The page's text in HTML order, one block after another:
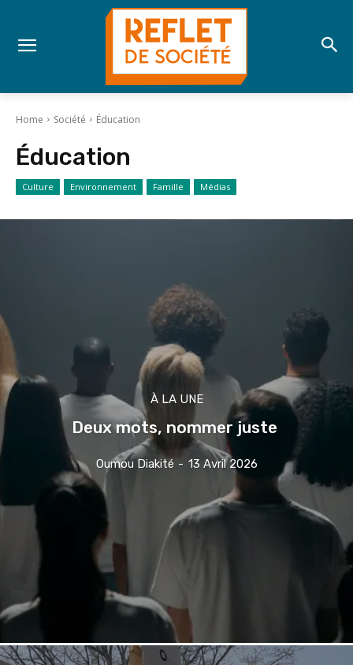
Home Société Éducation
Éducation
Culture Environnement Famille Médias
À LA UNE
Deux mots, nommer juste
Oumou Diakité - 13 Avril 2026